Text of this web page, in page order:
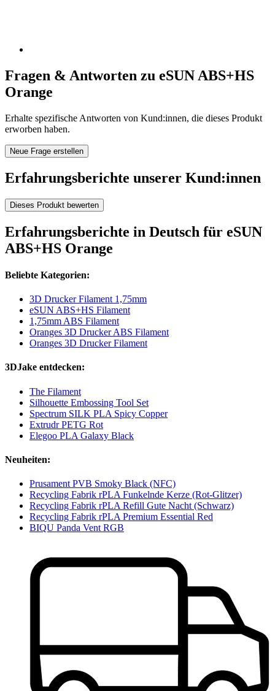
Fragen & Antworten zu eSUN ABS+HS
Orange
Erhalte spezifische Antworten von Kund:innen, die dieses Produkt
erworben haben.
Neue Frage erstellen
Erfahrungsberichte unserer Kund:innen
Dieses Produkt bewerten
Erfahrungsberichte in Deutsch für eSUN
ABS+HS Orange
Beliebte Kategorien:
3D Drucker Filament 1,75mm
eSUN ABS+HS Filament
1,75mm ABS Filament
Oranges 3D Drucker ABS Filament
Oranges 3D Drucker Filament
3DJake entdecken:
The Filament
Silhouette Embossing Tool Set
Spectrum SILK PLA Spicy Copper
Extrudr PETG Rot
Elegoo PLA Galaxy Black
Neuheiten:
Prusament PVB Smoky Black (NFC)
Recycling Fabrik rPLA Funkelnde Kerze (Rot-Glitzer)
Recycling Fabrik rPLA Refill Gute Nacht (Schwarz)
Recycling Fabrik rPLA Premium Essential Red
BIQU Panda Vent RGB